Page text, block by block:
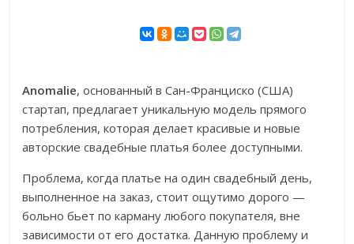
Anomalie, основанный в Сан-Франциско (США)
стартап, предлагает уникальную модель прямого
потребления, которая делает красивые и новые
авторские свадебные платья более доступными.
Проблема, когда платье на один свадебный день,
выполненное на заказ, стоит ощутимо дорого —
больно бьет по карману любого покупателя, вне
зависимости от его достатка. Данную проблему и